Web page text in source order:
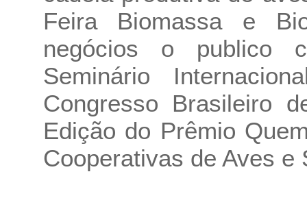
Feira Biomassa e
negócios o publico
Seminário
Congresso Brasileiro
Edição do Prêmio
Cooperativas de Aves e